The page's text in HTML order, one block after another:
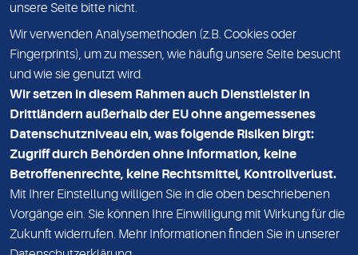
DATENSCHUTZ
KONTAKT
NEWSLETTER
ADRESSE
MVZ Medizinisches Labor Nord MLN GmbH
Essener Straße 108
22419 Hamburg
unsere Seite bitte nicht.
Wir verwenden Analysemethoden (z.B. Cookies oder
Fingerprints), um zu messen, wie häufig unsere Seite besucht
und wie sie genutzt wird.
Wir setzen in diesem Rahmen auch Dienstleister in
Drittländern außerhalb der EU ohne angemessenes
Datenschutzniveau ein, was folgende Risiken birgt:
Zugriff durch Behörden ohne Information, keine
Betroffenenrechte, keine Rechtsmittel, Kontrollverlust.
Mit Ihrer Einstellung willigen Sie in die oben beschriebenen
Vorgänge ein. Sie können Ihre Einwilligung mit Wirkung für die
Zukunft widerrufen. Mehr Informationen finden Sie in unserer